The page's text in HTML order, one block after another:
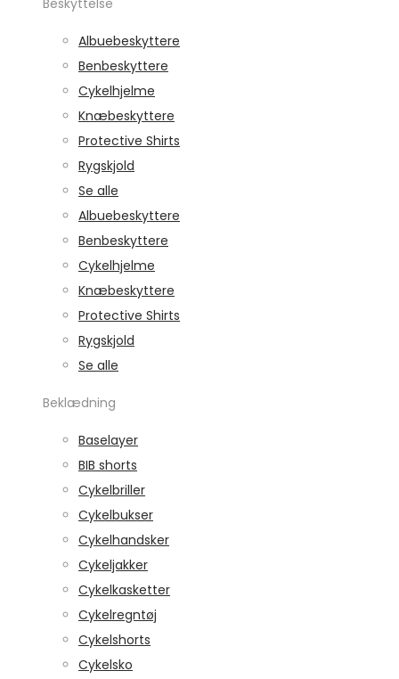
Beskyttelse
Albuebeskyttere
Benbeskyttere
Cykelhjelme
Knæbeskyttere
Protective Shirts
Rygskjold
Se alle
Albuebeskyttere
Benbeskyttere
Cykelhjelme
Knæbeskyttere
Protective Shirts
Rygskjold
Se alle
Beklædning
Baselayer
BIB shorts
Cykelbriller
Cykelbukser
Cykelhandsker
Cykeljakker
Cykelkasketter
Cykelregntøj
Cykelshorts
Cykelsko